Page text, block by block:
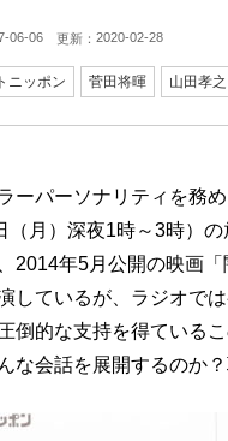
06-06 更新： 2020-02-28
ニッポン 菅田将暉 山田孝之
ーパーソナリティを務
（月）深夜1時～3時）
2014年5月公開の映画
しているが、ラジオで
倒的な支持を得ている
な会話を展開するのか